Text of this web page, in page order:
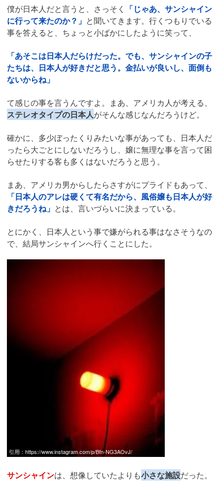
僕が日本人だと言うと、さっそく
「じゃあ、サンシャイン
に行って来たのか？」 と聞いてきます。行くつもりでいる
事を答えると、ちょっと小ばかにしたように笑って、
「あそこは日本人だらけだった。でも、サンシャインの子
たちは、日本人が好きだと思う。金払いが良いし、面倒も
ないからね」
て感じの事を言うんですよ。まあ、アメリカ人が考える、
ステレオタイプの日本人がそんな感じなんだろうけど。
確かに、多少ぼったくりみたいな事があっても、日本人だ
ったら大ごとにしないだろうし、嬢に無理な事を言って困
らせたりする客も多くはないだろうと思う。
まあ、アメリカ男からしたらさすがにプライドもあって、
「日本人のアレは硬くて有名だから、風俗嬢も日本人が好
きだろうね」 とは、言いづらいに決まっている。
とにかく、日本人という事で嫌がられる事はなさそうなの
で、結局サンシャインへ行くことにした。
引用： https://www.instagram.com/p/Bfn-NG3AOvJ/
サンシャインは、想像していたよりも小さな施設だった。